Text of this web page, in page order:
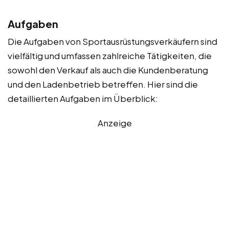
Aufgaben
Die Aufgaben von Sportausrüstungsverkäufern sind
vielfältig und umfassen zahlreiche Tätigkeiten, die
sowohl den Verkauf als auch die Kundenberatung
und den Ladenbetrieb betreffen. Hier sind die
detaillierten Aufgaben im Überblick:
Anzeige